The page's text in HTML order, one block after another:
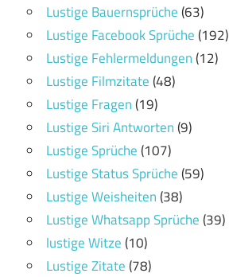
Lustige Bauernsprüche(63)
Lustige Facebook Sprüche(192)
Lustige Fehlermeldungen(12)
Lustige Filmzitate(48)
Lustige Fragen(19)
Lustige Siri Antworten(9)
Lustige Sprüche(107)
Lustige Status Sprüche(59)
Lustige Weisheiten(38)
Lustige Whatsapp Sprüche(39)
lustige Witze(10)
Lustige Zitate(78)